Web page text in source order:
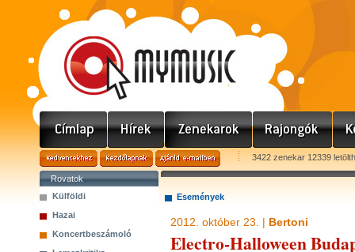
3422 zenekar 12339
Rovatok
Külföldi
Hazai
Koncertbeszámoló
Események
2012. október 23. | Bertoni
Electro-Halloween